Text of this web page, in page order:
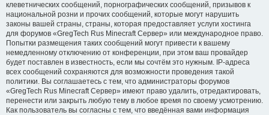
клеветнических сообщений, порнографических сообщений, призывов к
национальной розни и прочих сообщений, которые могут нарушить
законы вашей страны, страны, которая предоставляет услуги хостинга
для форумов «GregTech Rus Minecraft Сервер» или международное право.
Попытки размещения таких сообщений могут привести к вашему
немедленному отключению от конференции, при этом ваш провайдер
будет поставлен в известность, если мы сочтём это нужным. IP-адреса
всех сообщений сохраняются для возможности проведения такой
политики. Вы соглашаетесь с тем, что администраторы форумов
«GregTech Rus Minecraft Сервер» имеют право удалить, отредактировать,
перенести или закрыть любую тему в любое время по своему усмотрению.
Как пользователь вы согласны с тем, что введённая вами информация